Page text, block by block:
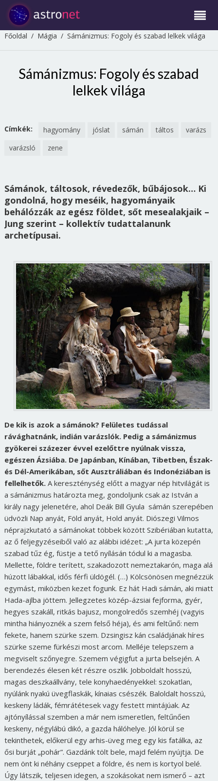
Főoldal / Mágia / Sámánizmus: Fogoly és szabad lelkek világa
Sámánizmus: Fogoly és szabad
lelkek világa
Címkék: hagyomány jóslat sámán táltos
varázs
varázsló
zene
Sámánok, táltosok, révedezők, bűbájosok… Ki
gondolná, hogy meséik, hagyományaik
behálózzák az egész földet, sőt mesealakjaik –
Jung szerint – kollektív tudattalanunk
archetípusai.
De kik is azok a sámánok? Felületes tudással
rávághatnánk, indián varázslók. Pedig a sámánizmus
gyökerei százezer évvel ezelőttre nyúlnak vissza,
egészen Ázsiába. De Japánban, Kínában, Tibetben, Észak-
és Dél-Amerikában, sőt Ausztráliában és Indonéziában is
fellelhetők.A kereszténység előtt a magyar nép hitvilágát is
a sámánizmus határozta meg, gondoljunk csak az István a
király nagy jelenetére, ahol Deák Bill Gyula sámán szerepében
üdvözli Nap anyát, Föld anyát, Hold anyát. Diószegi Vilmos
néprajzkutató a sámánokat többek között Szibériában kutatta,
az ő feljegyzéseiből való az alábbi idézet: „A jurta közepén
szabad tűz ég, füstje a tető nyílásán tódul ki a magasba.
Mellette, földre terített, szakadozott nemeztakarón, maga alá
húzott lábakkal, idős férfi üldögél. (…) Kölcsönösen megnézzük
egymást, miközben kezet fogunk. Ez hát Hadi sámán, aki miatt
Hada-ajlba jöttem. Jellegzetes közép-ázsiai fejforma, gyér,
hegyes szakáll, ritkás bajusz, mongolredős szemhéj (vagyis
mintha hiányoznék a szem felső héja), és ami feltűnő: nem
fekete, hanem szürke szem. Dzsingisz kán családjának híres
szürke szeme fürkészi most arcom. Melléje telepszem a
megviselt szőnyegre. Szemem végigfut a jurta belsején. A
berendezés élesen két részre oszlik. Jobboldalt hosszú,
magas deszkaállvány, tele konyhaedényekkel: szokatlan,
nyúlánk nyakú üvegflaskák, kínaias csészék. Baloldalt hosszú,
keskeny ládák, fémrátétesek vagy festett mintájúak. Az
ajtónyílással szemben a már nem ismeretlen, feltűnően
keskeny, négylábú dikó, a gazda hálóhelye. Jól körül se
tekinthetek, előkerül egy arhis-üveg meg egy kis fatálka, az
ősi burját „pohár”. Gazdánk tölt bele, majd felém nyújtja. De
nem önt ki néhány cseppet a földre, és nem is kortyol belé.
Úgy látszik, teljesen idegen, a szokásokat nem ismerő – azt